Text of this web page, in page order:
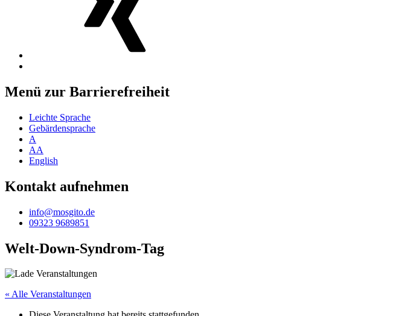
Menü zur Barrierefreiheit
Leichte Sprache
Gebärdensprache
A
AA
English
Kontakt aufnehmen
info@mosgito.de
09323 9689851
Welt-Down-Syndrom-Tag
« Alle Veranstaltungen